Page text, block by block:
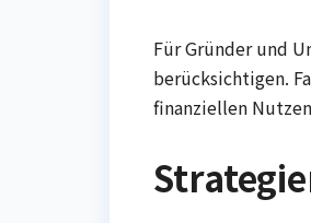
Für Gründer und
berücksichtigen.
finanziellen